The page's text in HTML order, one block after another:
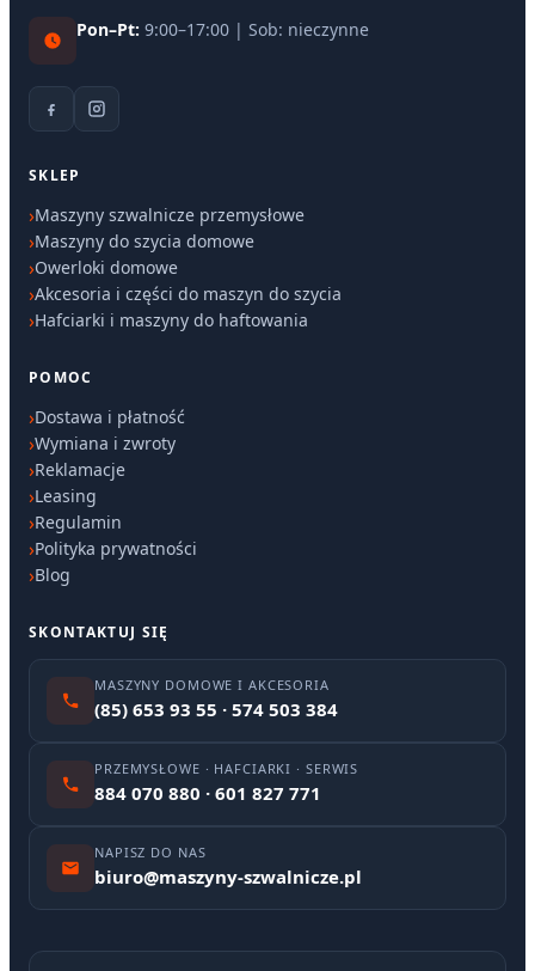
Pon–Pt: 9:00–17:00 | Sob: nieczynne
SKLEP
Maszyny szwalnicze przemysłowe
Maszyny do szycia domowe
Owerloki domowe
Akcesoria i części do maszyn do szycia
Hafciarki i maszyny do haftowania
POMOC
Dostawa i płatność
Wymiana i zwroty
Reklamacje
Leasing
Regulamin
Polityka prywatności
Blog
SKONTAKTUJ SIĘ
MASZYNY DOMOWE I AKCESORIA
(85) 653 93 55 · 574 503 384
PRZEMYSŁOWE · HAFCIARKI · SERWIS
884 070 880 · 601 827 771
NAPISZ DO NAS
biuro@maszyny-szwalnicze.pl